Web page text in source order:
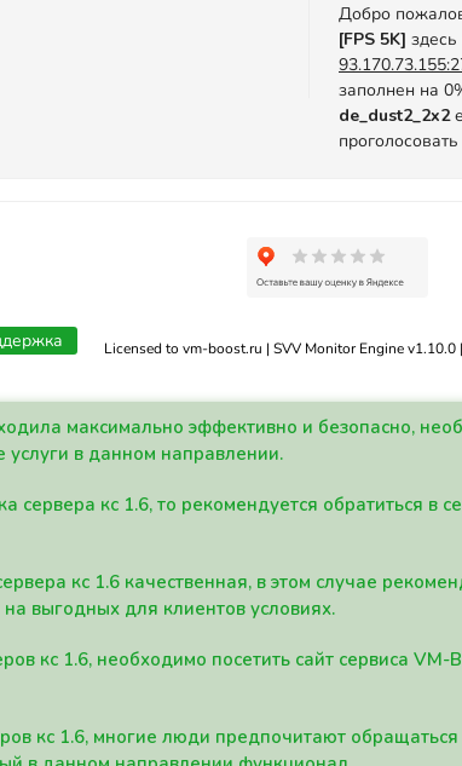
Добро
[FPS 5K]
заполнен на
de_dust2_2x2
Licensed to vm-boost.ru | SVV Monitor Engine v1.10.0
максимально эффективно и безопасно,
в данном направлении.
сервера кс 1.6, то рекомендуется обратиться в
кс 1.6 качественная, в этом случае
выгодных для клиентов условиях.
кс 1.6, необходимо посетить сайт сервиса
кс 1.6, многие люди предпочитают